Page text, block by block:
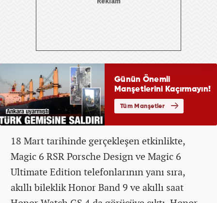
18 Mart tarihinde gerçekleşen etkinlikte,
Magic 6 RSR Porsche Design ve Magic 6
Ultimate Edition telefonlarının yanı sıra,
akıllı bileklik Honor Band 9 ve akıllı saat